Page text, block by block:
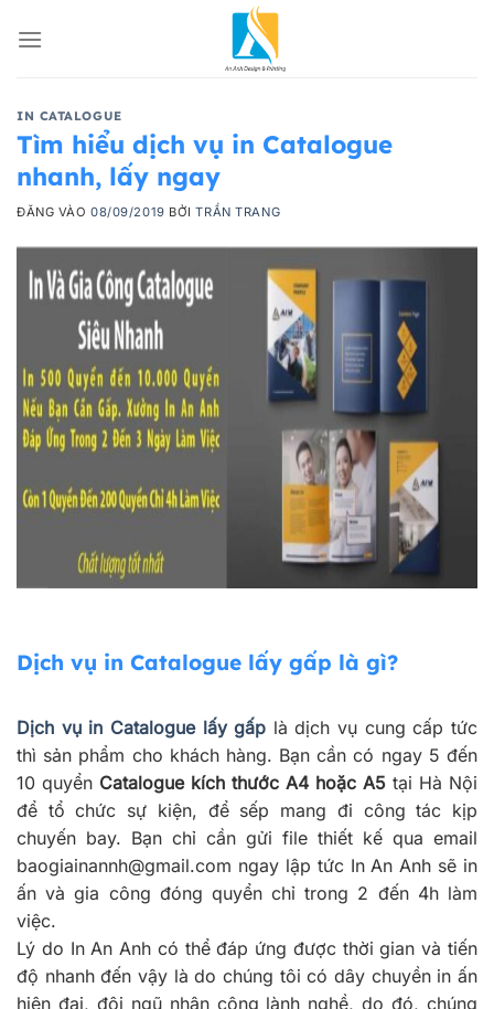
qua
IN CATALOGUE
Tìm hiểu dịch vụ in Catalogue
nhanh, lấy ngay
ĐĂNG VÀO08/09/2019 BỞITRẦN TRANG
Dịch vụ in Catalogue lấy gấp là gì?
Dịch vụ in Catalogue lấy gấp là dịch vụ cung cấp tức
thì sản phẩm cho khách hàng. Bạn cần có ngay 5 đến
10 quyển Catalogue kích thước A4 hoặc A5 tại Hà Nội
để tổ chức sự kiện, để sếp mang đi công tác kịp
chuyến bay. Bạn chỉ cần gửi file thiết kế qua email
baogiainannh@gmail.com ngay lập tức In An Anh sẽ in
ấn và gia công đóng quyển chỉ trong 2 đến 4h làm
việc.
Lý do In An Anh có thể đáp ứng được thời gian và tiến
độ nhanh đến vậy là do chúng tôi có dây chuyền in ấn
hiện đại, đội ngũ nhân công lành nghề, do đó, chúng